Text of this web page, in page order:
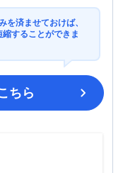
を済ませておけば、
することができま
ちら